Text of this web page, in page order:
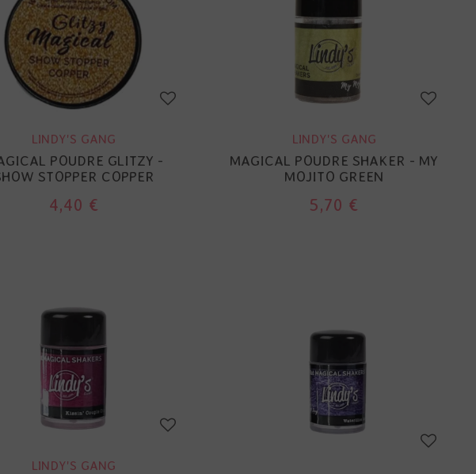
LINDY'S GANG
POUDRE GLITZY -
STOPPER COPPER
4,40 €
LINDY'S GANG
MAGICAL POUDRE SHAKER - MY
MOJITO GREEN
5,70 €
LINDY'S GANG